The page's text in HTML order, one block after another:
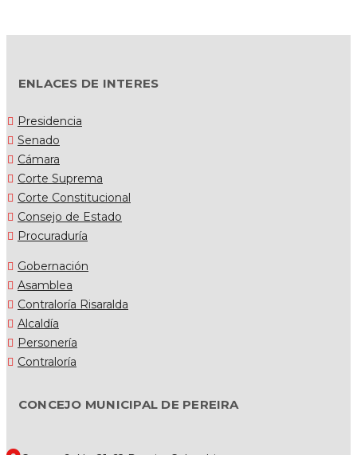
ENLACES DE INTERES
Presidencia
Senado
Cámara
Corte Suprema
Corte Constitucional
Consejo de Estado
Procuraduría
Gobernación
Asamblea
Contraloría Risaralda
Alcaldía
Personería
Contraloría
CONCEJO MUNICIPAL DE PEREIRA